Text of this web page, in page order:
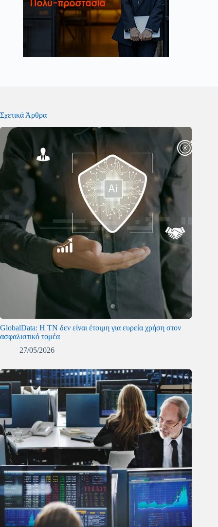
Σχετικά Άρθρα
GlobalData: Η ΤΝ δεν είναι έτοιμη για ευρεία χρήση στον
ασφαλιστικό τομέα
27/05/2026